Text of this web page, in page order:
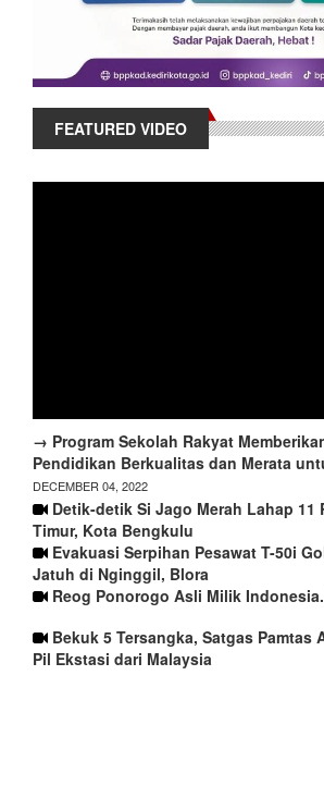
FEATURED VIDEO
→ Program Sekolah Rakyat
Pendidikan Berkualitas dan Merata
DECEMBER 04, 2022
Detik-detik Si Jago Merah Lahap 11
Timur, Kota Bengkulu
Evakuasi Serpihan Pesawat T-50i
Jatuh di Nginggil, Blora
Reog Ponorogo Asli Milik
Bekuk 5 Tersangka, Satgas Pamtas
Pil Ekstasi dari Malaysia